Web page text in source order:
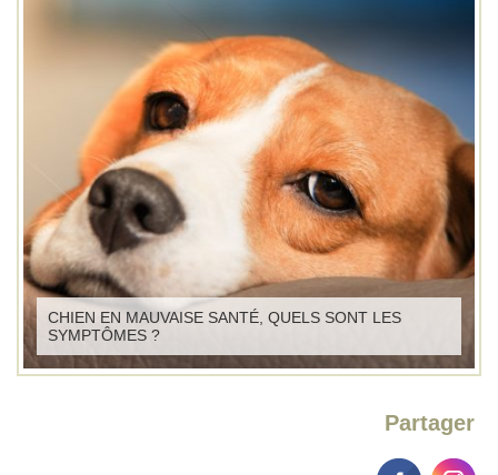
CHIEN EN MAUVAISE SANTÉ, QUELS SONT LES
SYMPTÔMES ?
Partager